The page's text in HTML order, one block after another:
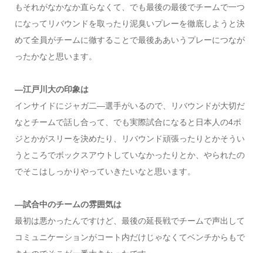
もそれがなかなか直らなくて、でも最後の最後でチームで一つ
になってリバウンドを取ったり泥臭いプレーを徹底しようと決
めて全員がチームに徹することで最後ああいうプレーにつなが
ったかなと思います。
―江戸川大の印象は
インサイドにジャガ二―選手がいるので、リバウンドが大切だ
なとチームで話し合って、でも実際試合になると日本人の4ポ
ジとかがスリーを決めたり、リバウンド頑張ったりとかそうい
うところでボックスアウトしていなかったりとか、やられたの
でそこはしっかりやっていきたいなと思います。
―試合中のチームの雰囲気は
最初は悪かったんですけど、最後の延長戦でチームで声出して
コミュニケーションがコート内だけじゃなくてベンチからもで